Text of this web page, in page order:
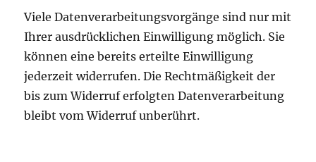
Viele Datenverarbeitungsvorgänge sind nur mit
Ihrer ausdrücklichen Einwilligung möglich. Sie
können eine bereits erteilte Einwilligung
jederzeit widerrufen. Die Rechtmäßigkeit der
bis zum Widerruf erfolgten Datenverarbeitung
bleibt vom Widerruf unberührt.